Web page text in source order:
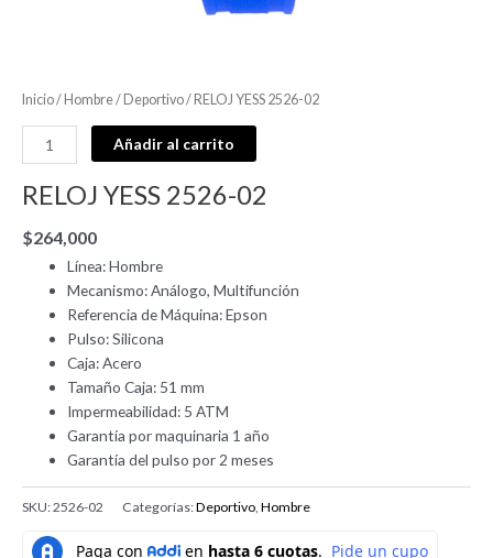
Inicio/Hombre/Deportivo/ RELOJ YESS 2526-02
Añadir al carrito
RELOJ YESS 2526-02
$264,000
Línea: Hombre
Mecanismo: Análogo, Multifunción
Referencia de Máquina: Epson
Pulso: Silicona
Caja: Acero
Tamaño Caja: 51 mm
Impermeabilidad: 5 ATM
Garantía por maquinaria 1 año
Garantía del pulso por 2 meses
SKU:2526-02 Categorías:Deportivo Hombre